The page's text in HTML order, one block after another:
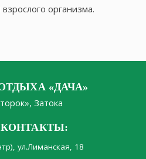
организма.
«ДАЧА»
Затока
ул.Лиманская, 18